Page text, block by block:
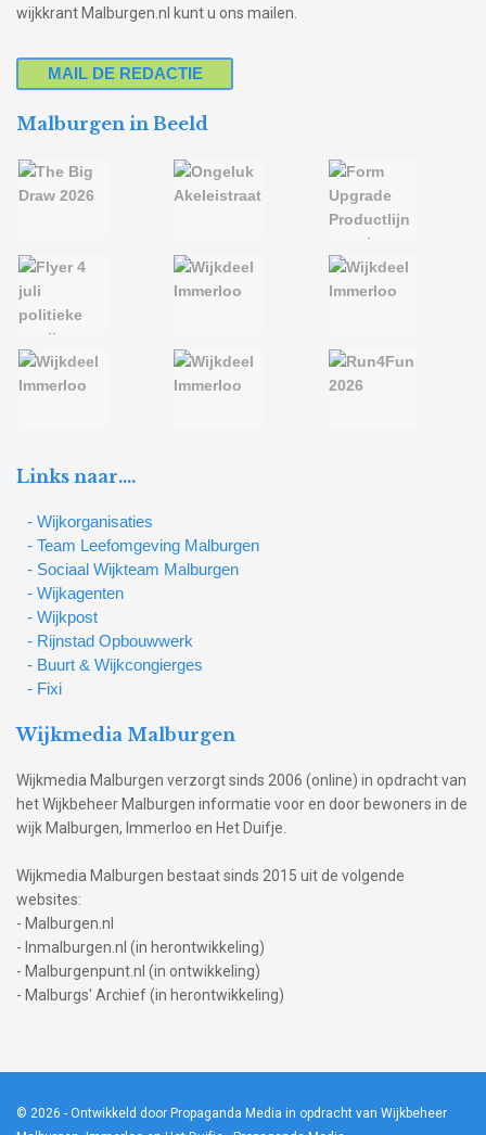
wijkkrant Malburgen.nl kunt u ons mailen.
MAIL DE REDACTIE
Malburgen in Beeld
Links naar….
- Wijkorganisaties
- Team Leefomgeving Malburgen
- Sociaal Wijkteam Malburgen
- Wijkagenten
- Wijkpost
- Rijnstad Opbouwwerk
- Buurt & Wijkcongierges
- Fixi
Wijkmedia Malburgen
Wijkmedia Malburgen verzorgt sinds 2006 (online) in opdracht van
het Wijkbeheer Malburgen informatie voor en door bewoners in de
wijk Malburgen, Immerloo en Het Duifje.
Wijkmedia Malburgen bestaat sinds 2015 uit de volgende
websites:
- Malburgen.nl
- Inmalburgen.nl (in herontwikkeling)
- Malburgenpunt.nl (in ontwikkeling)
- Malburgs' Archief (in herontwikkeling)
© 2026 - Ontwikkeld door Propaganda Media in opdracht van Wijkbeheer